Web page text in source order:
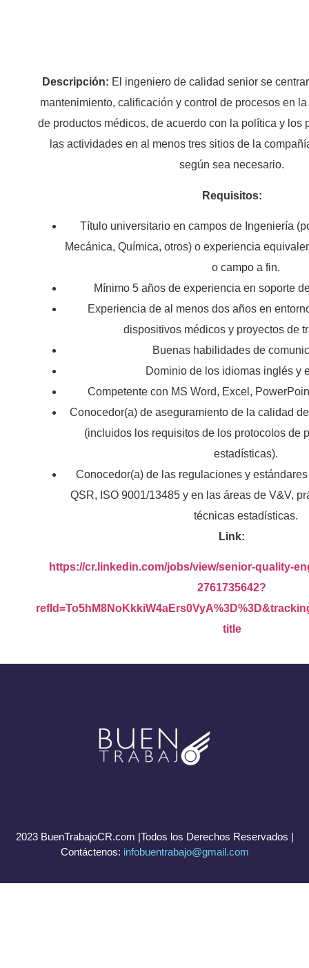
Descripción: El ingeniero de calidad senior se
mantenimiento, calificación y control de procesos en
de productos médicos, de acuerdo con la política y los
las actividades en al menos tres sitios de la
según sea necesario.
Requisitos:
Título universitario en campos de Ingeniería
Mecánica, Química, otros) o experiencia
o campo a fin.
Mínimo 5 años de experiencia en soporte
Experiencia de al menos dos años en
dispositivos médicos y proyectos de
Buenas habilidades de
Dominio de los idiomas inglés y
Competente con MS Word, Excel,
Conocedor(a) de aseguramiento de la calidad
(incluidos los requisitos de los protocolos de
estadísticas).
Conocedor(a) de las regulaciones y
QSR, ISO 9001/13485 y en las áreas de V&V,
técnicas estadísticas.
Link:
https://cr.linkedin.com/jobs/view/senior-quality-
2761735642?
title
2023 BuenTrabajoCR.com |Todos los Derechos Reservados |
Contáctenos: infobuentrabajo@gmail.com